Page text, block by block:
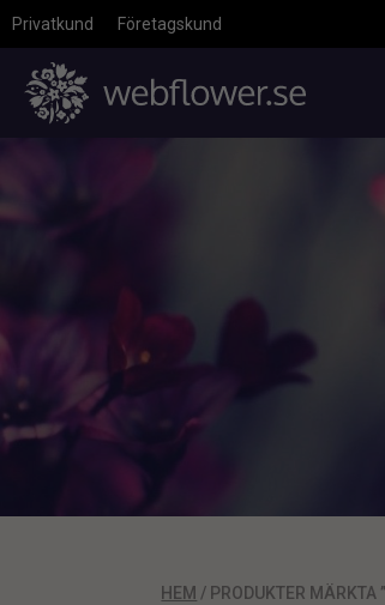
Privatkund Företagskund
HEM / PRODUKTER MÄRKTA